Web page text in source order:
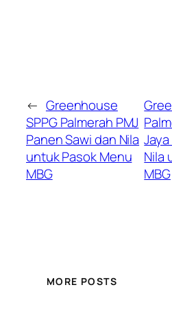
← Greenhouse
SPPG Palmerah PMJ
Panen Sawi dan Nila
untuk Pasok Menu
MBG
Nila
MBG
MORE POSTS